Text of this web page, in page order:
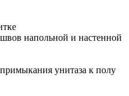
напольной и настенной
примыкания унитаза к полу